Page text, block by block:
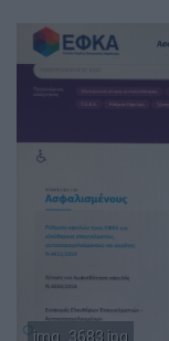
img_3683.jpg